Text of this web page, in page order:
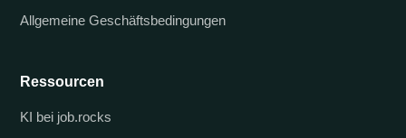
Allgemeine Geschäftsbedingungen
Ressourcen
KI bei job.rocks